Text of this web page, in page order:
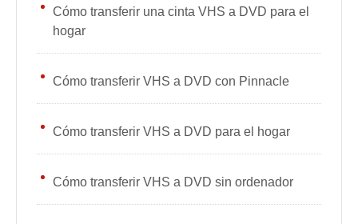
Cómo transferir una cinta VHS a DVD para el
hogar
Cómo transferir VHS a DVD con Pinnacle
Cómo transferir VHS a DVD para el hogar
Cómo transferir VHS a DVD sin ordenador